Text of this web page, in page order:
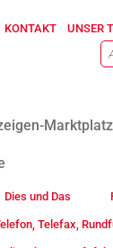
KONTAKT UNSER
Marktplatz
Dies und Das
Telefax,